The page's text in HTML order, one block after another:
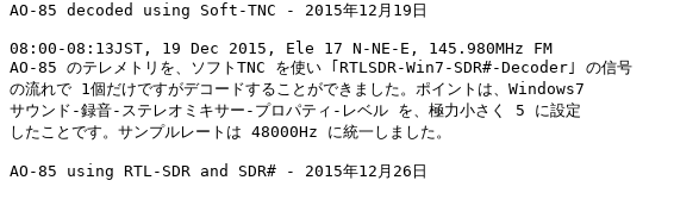
AO-85 decoded using Soft-TNC - 2015年12月19日
08:00-08:13JST, 19 Dec 2015, Ele 17 N-NE-E, 145.980MHz FM
AO-85 のテレメトリを、ソフトTNC を使い ｢RTLSDR-Win7-SDR#-Decoder｣ の信号
の流れで 1個だけですがデコードすることができました。ポイントは、Windows7
サウンド-録音-ステレオミキサー-プロパティ-レベル を、極力小さく 5 に設定
したことです。サンプルレートは 48000Hz に統一しました。
AO-85 using RTL-SDR and SDR# - 2015年12月26日